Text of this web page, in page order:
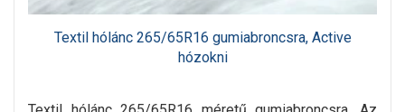
Textil hólánc 265/65R16 gumiabroncsra, Active
hózokni